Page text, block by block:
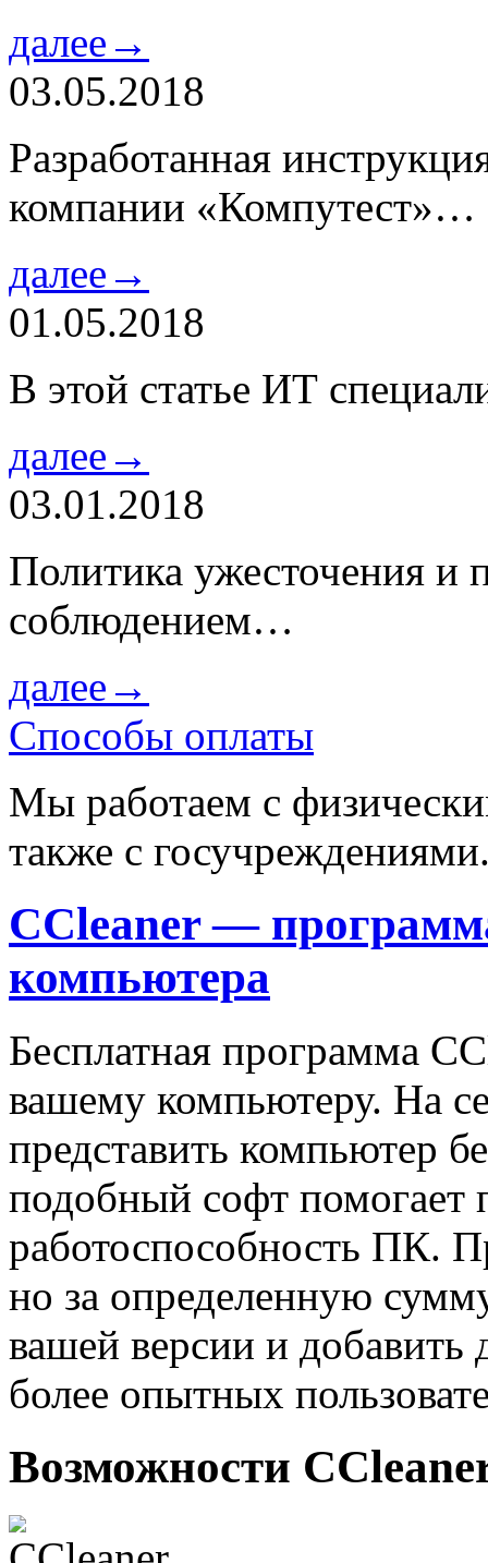
далее→
03.05.2018
Разработанная
компании «Компутест»…
далее→
01.05.2018
В этой статье ИТ
далее→
03.01.2018
Политика ужесточения и
соблюдением…
далее→
Способы оплаты
Мы работаем с
также с
CCleaner —
компьютера
Бесплатная программа
вашему компьютеру. На
представить компьютер
подобный софт помогает
работоспособность ПК.
но за определенную
вашей версии и
более опытных
Возможности